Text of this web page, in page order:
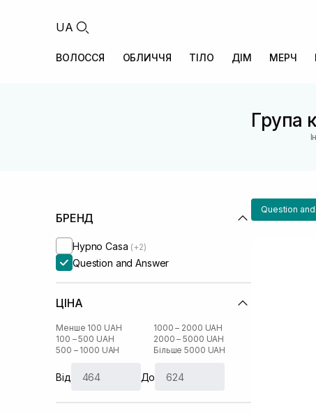
UA
ВОЛОССЯ ОБЛИЧЧЯ ТІЛО ДІМ МЕРЧ
Група
БРЕНД
Hypno Casa (+2)
Question and Answer
ЦІНА
Менше 100 UAH
100 – 500 UAH
500 – 1000 UAH
1000 – 2000 UAH
2000 – 5000 UAH
Більше 5000 UAH
Від До
Question